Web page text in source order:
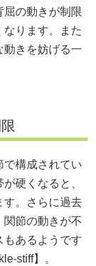
屈の動きが制限
ります。また
動きを妨げる一
で構成されてい
硬くなると、
す。さらに過去
関節の動きが不
もあるようです
stiff】。